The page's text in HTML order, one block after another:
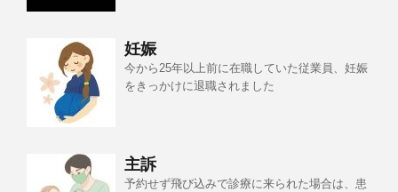
妊娠
今から25年以上前に在職していた従業員、妊娠
をきっかけに退職されました
主訴
予約せず飛び込みで診療に来られた場合は、患